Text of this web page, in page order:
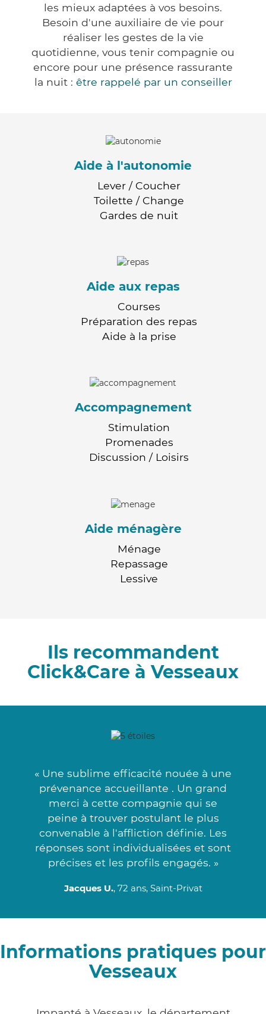
les mieux adaptées à vos besoins.
Besoin d'une auxiliaire de vie pour
réaliser les gestes de la vie
quotidienne, vous tenir compagnie ou
encore pour une présence rassurante
la nuit : être rappelé par un conseiller
Aide à l'autonomie
Lever / Coucher
Toilette / Change
Gardes de nuit
Aide aux repas
Courses
Préparation des repas
Aide à la prise
Accompagnement
Stimulation
Promenades
Discussion / Loisirs
Aide ménagère
Ménage
Repassage
Lessive
Ils recommandent
Click&Care à Vesseaux
« Une sublime efficacité nouée à une
prévenance accueillante . Un grand
merci à cette compagnie qui se
peine à trouver postulant le plus
convenable à l'affliction définie. Les
réponses sont individualisées et sont
précises et les profils engagés. »
Jacques U., 72 ans, Saint-Privat
Informations pratiques pour
Vesseaux